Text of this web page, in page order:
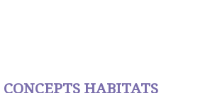
CONCEPTS HABITATS